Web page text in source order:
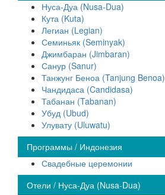
Нуса-Дуа (Nusa-Dua)
Кута (Kuta)
Легиан (Legian)
Семиньяк (Seminyak)
Джимбаран (Jimbaran)
Санур (Sanur)
Танжунг Беноа (Tanjung Benoa)
Чандидаса (Candidasa)
Табанан (Tabanan)
Убуд (Ubud)
Улувату (Uluwatu)
Программы / Индонезия
Свадебные церемонии
Отели / Нуса-Дуа (Nusa-Dua)